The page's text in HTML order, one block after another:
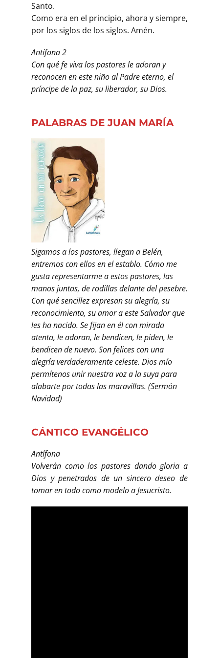
Santo.
Como era en el principio, ahora y siempre,
por los siglos de los siglos. Amén.
Antífona 2
Con qué fe viva los pastores le adoran y
reconocen en este niño al Padre eterno, el
príncipe de la paz, su liberador, su Dios.
PALABRAS DE JUAN MARÍA
Sigamos a los pastores, llegan a Belén,
entremos con ellos en el establo. Cómo me
gusta representarme a estos pastores, las
manos juntas, de rodillas delante del pesebre.
Con qué sencillez expresan su alegría, su
reconocimiento, su amor a este Salvador que
les ha nacido. Se fijan en él con mirada
atenta, le adoran, le bendicen, le piden, le
bendicen de nuevo. Son felices con una
alegría verdaderamente celeste. Dios mío
permítenos unir nuestra voz a la suya para
alabarte por todas las maravillas. (Sermón
Navidad)
CÁNTICO EVANGÉLICO
Antífona
Volverán como los pastores dando gloria a
Dios y penetrados de un sincero deseo de
tomar en todo como modelo a Jesucristo.